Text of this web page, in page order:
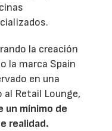
la creación
la marca Spain
en una
Retail Lounge,
un mínimo de
realidad.